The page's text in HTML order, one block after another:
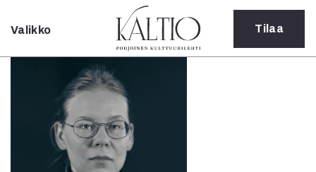
Sulje
Verkkoartikkeli
Valikko Tilaa